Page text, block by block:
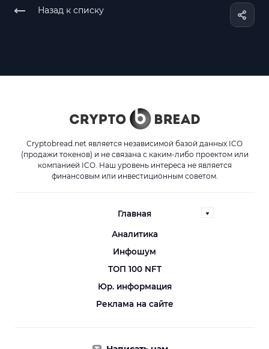
Назад к списку
Cryptobread.net является независимой базой данных ICO
(продажи токенов) и не связана с каким-либо проектом или
компанией ICO. Наш уровень интереса не является
финансовым или инвестиционным советом.
Главная
Аналитика
Инфошум
ТОП 100 NFT
Юр. информация
Реклама на сайте